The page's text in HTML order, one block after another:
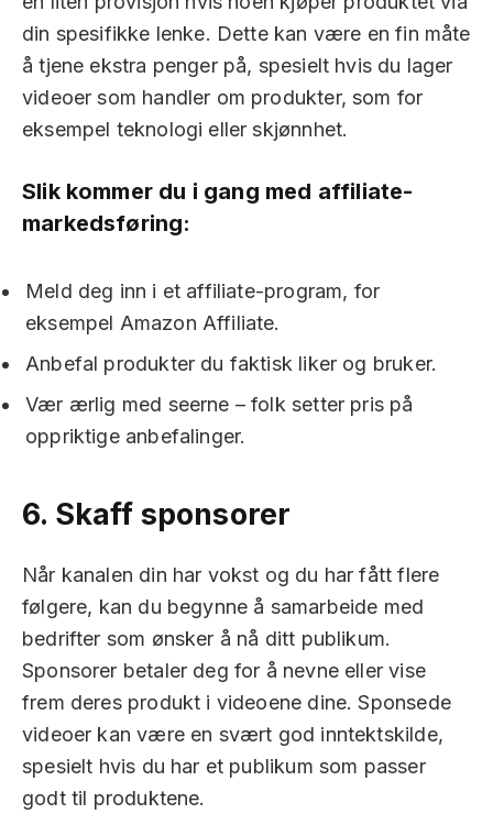
din spesifikke lenke. Dette kan være en fin måte
å tjene ekstra penger på, spesielt hvis du lager
videoer som handler om produkter, som for
eksempel teknologi eller skjønnhet.
Slik kommer du i gang med affiliate-
markedsføring:
Meld deg inn i et affiliate-program, for
eksempel Amazon Affiliate.
Anbefal produkter du faktisk liker og bruker.
Vær ærlig med seerne – folk setter pris på
oppriktige anbefalinger.
6. Skaff sponsorer
Når kanalen din har vokst og du har fått flere
følgere, kan du begynne å samarbeide med
bedrifter som ønsker å nå ditt publikum.
Sponsorer betaler deg for å nevne eller vise
frem deres produkt i videoene dine. Sponsede
videoer kan være en svært god inntektskilde,
spesielt hvis du har et publikum som passer
godt til produktene.